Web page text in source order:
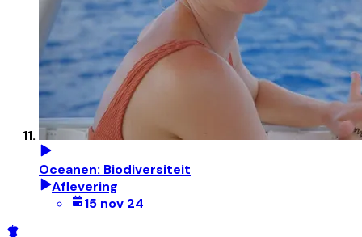
Oceanen: Biodiversiteit
Aflevering
15 nov 24